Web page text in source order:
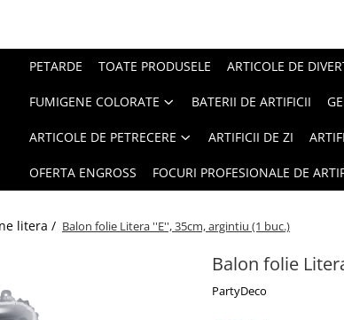
PETARDE TOATE PRODUSELE ARTICOLE DE
FUMIGENE COLORATE BATERII DE ARTIFICII
ARTICOLE DE PETRECERE ARTIFICII DE ZI
OFERTA ENGROSS FOCURI PROFESIONALE DE
litera / Balon folie Litera ''E'', 35cm, argintiu (1 buc.)
Balon folie
PartyDeco